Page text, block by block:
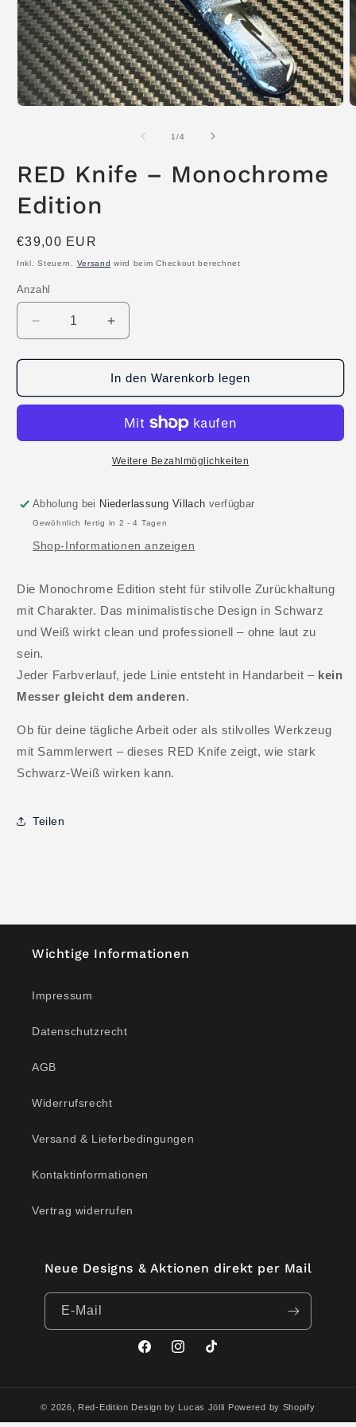
1/von
4
RED Knife – Monochrome
Edition
Normaler
Preis
€39,00 EUR
Inkl. Steuern. Versand wird beim Checkout berechnet
Anzahl
Anzahl
Verringere
die
Menge
RED
Monochrome
Erhöhe
die
Menge
für
RED
Monochrome
Edition
In den Warenkorb legen
Weitere Bezahlmöglichkeiten
Abholung bei Niederlassung Villach verfügbar
Gewöhnlich fertig in 2 - 4 Tagen
Shop-Informationen anzeigen
Die Monochrome Edition steht für stilvolle Zurückhaltung
mit Charakter. Das minimalistische Design in Schwarz
und Weiß wirkt clean und professionell – ohne laut zu
sein.
Jeder Farbverlauf, jede Linie entsteht in Handarbeit – kein
Messer gleicht dem anderen.
Ob für deine tägliche Arbeit oder als stilvolles Werkzeug
mit Sammlerwert – dieses RED Knife zeigt, wie stark
Schwarz-Weiß wirken kann.
Teilen
Wichtige Informationen
Impressum
Datenschutzrecht
AGB
Widerrufsrecht
Versand & Lieferbedingungen
Kontaktinformationen
Vertrag widerrufen
Neue Designs & Aktionen direkt per Mail
E-Mail
FacebookInstagramTikTok
© 2026, Red-Edition Design by Lucas Jölli Powered by Shopify